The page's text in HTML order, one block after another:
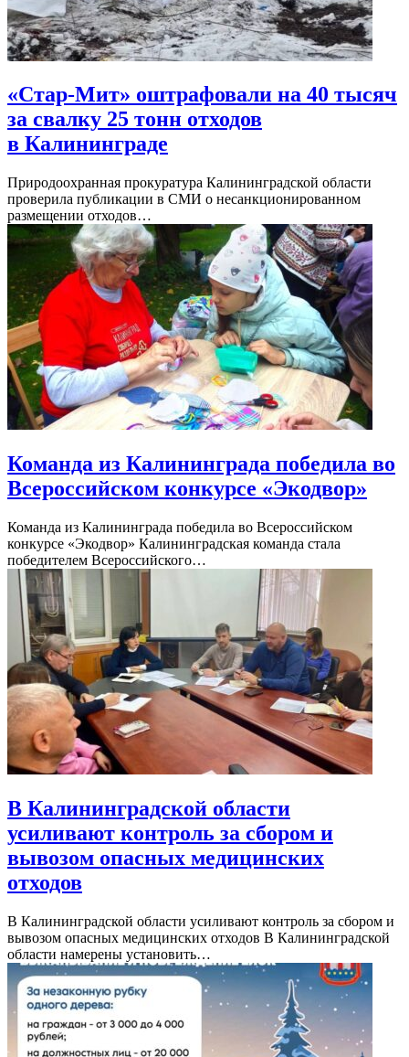
«Стар-Мит» оштрафовали на 40 тысяч
за свалку 25 тонн отходов
в Калининграде
Природоохранная прокуратура Калининградской области
проверила публикации в СМИ о несанкционированном
размещении отходов…
Команда из Калининграда победила во
Всероссийском конкурсе «Экодвор»
Команда из Калининграда победила во Всероссийском
конкурсе «Экодвор» Калининградская команда стала
победителем Всероссийского…
В Калининградской области
усиливают контроль за сбором и
вывозом опасных медицинских
отходов
В Калининградской области усиливают контроль за сбором и
вывозом опасных медицинских отходов В Калининградской
области намерены установить…